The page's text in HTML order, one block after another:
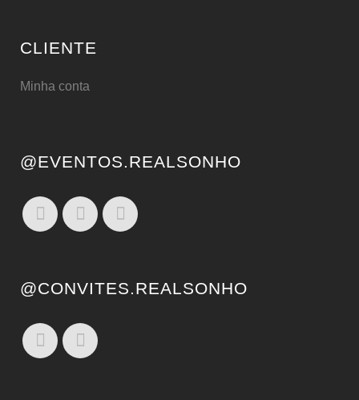
CLIENTE
Minha conta
@EVENTOS.REALSONHO
@CONVITES.REALSONHO